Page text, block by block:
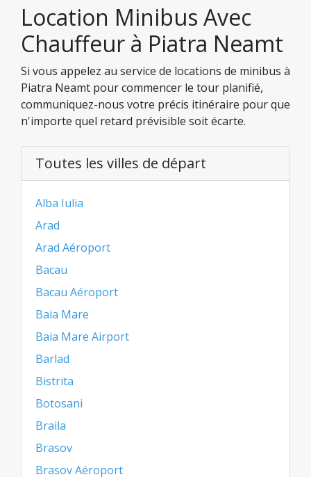
Location Minibus Avec
Chauffeur à Piatra Neamt
Si vous appelez au service de locations de minibus à
Piatra Neamt pour commencer le tour planifié,
communiquez-nous votre précis itinéraire pour que
n'importe quel retard prévisible soit écarte.
Toutes les villes de départ
Alba Iulia
Arad
Arad Aéroport
Bacau
Bacau Aéroport
Baia Mare
Baia Mare Airport
Barlad
Bistrita
Botosani
Braila
Brasov
Brasov Aéroport